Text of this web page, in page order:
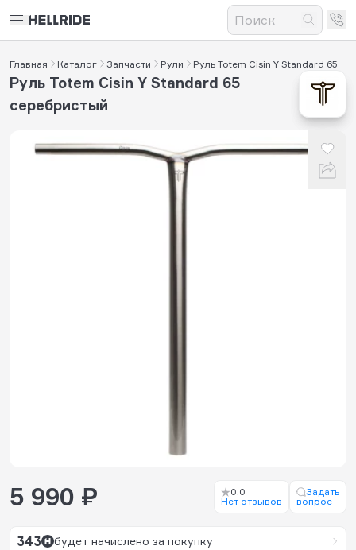
Главная Каталог Запчасти Рули Руль Totem Cisin Y Standard 65
Руль Totem Cisin Y Standard 65
серебристый
5 990 ₽
0.0
Нет отзывов
Задать
вопрос
343 будет начислено за покупку